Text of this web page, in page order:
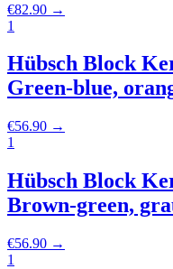
€82.90 →
1
Hübsch Block
Green-blue,
€56.90 →
1
Hübsch Block
Brown-green,
€56.90 →
1